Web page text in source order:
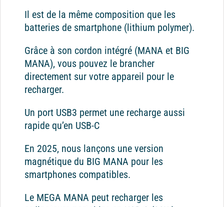
Il est de la même composition que les
batteries de smartphone (lithium polymer).
Grâce à son cordon intégré (MANA et BIG
MANA), vous pouvez le brancher
directement sur votre appareil pour le
recharger.
Un port USB3 permet une recharge aussi
rapide qu’en USB-C
En 2025, nous lançons une version
magnétique du BIG MANA pour les
smartphones compatibles.
Le MEGA MANA peut recharger les